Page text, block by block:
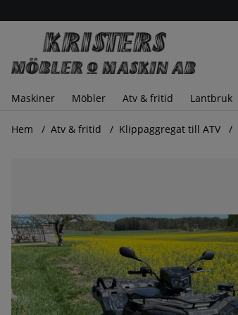
Maskiner Möbler Atv & fritid Lantbruk
Hem Atv & fritid Klippaggregat till ATV